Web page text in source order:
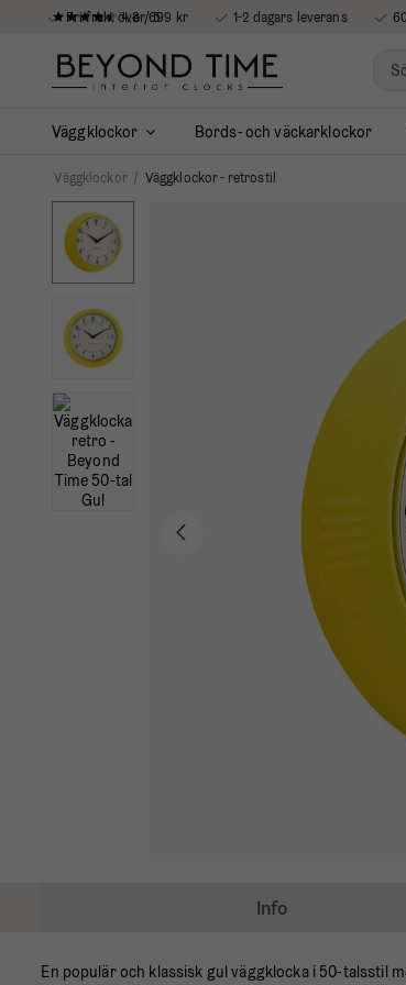
4.8 / 5
Fri frakt över 699 kr 1-2 dagars leverans
Väggklockor Bords- och väckarklockor
Väggklockor / Väggklockor - retrostil
Info
En populär och klassisk gul väggklocka i 50-talsstil